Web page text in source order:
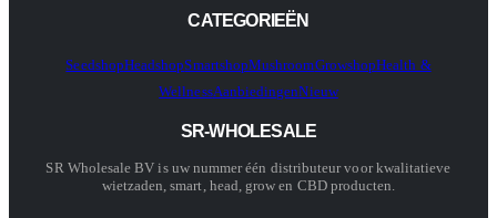
CATEGORIEËN
SeedshopHeadshopSmartshopMushroomGrowshopHealth &
WellnessAanbiedingenNieuw
SR-WHOLESALE
SR Wholesale BV is uw nummer één distributeur voor kwalitatieve
wietzaden, smart, head, grow en CBD producten.